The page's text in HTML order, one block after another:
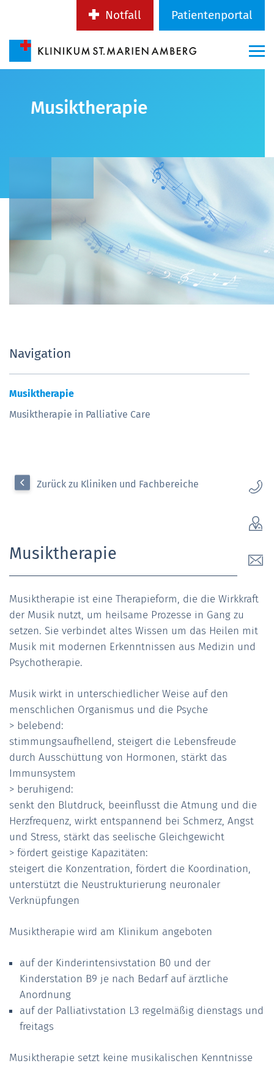
Notfall Patientenportal
Musiktherapie
Navigation
Musiktherapie
Musiktherapie in Palliative Care
Zurück zu Kliniken und Fachbereiche
Musiktherapie
Musiktherapie ist eine Therapieform, die die Wirkkraft
der Musik nutzt, um heilsame Prozesse in Gang zu
setzen. Sie verbindet altes Wissen um das Heilen mit
Musik mit modernen Erkenntnissen aus Medizin und
Psychotherapie.
Musik wirkt in unterschiedlicher Weise auf den
menschlichen Organismus und die Psyche
> belebend:
stimmungsaufhellend, steigert die Lebensfreude
durch Ausschüttung von Hormonen, stärkt das
Immunsystem
> beruhigend:
senkt den Blutdruck, beeinflusst die Atmung und die
Herzfrequenz, wirkt entspannend bei Schmerz, Angst
und Stress, stärkt das seelische Gleichgewicht
> fördert geistige Kapazitäten:
steigert die Konzentration, fördert die Koordination,
unterstützt die Neustrukturierung neuronaler
Verknüpfungen
Musiktherapie wird am Klinikum angeboten
auf der Kinderintensivstation B0 und der
Kinderstation B9 je nach Bedarf auf ärztliche
Anordnung
auf der Palliativstation L3 regelmäßig dienstags und
freitags
Musiktherapie setzt keine musikalischen Kenntnisse